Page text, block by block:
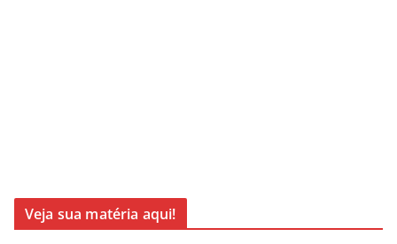
Veja sua matéria aqui!